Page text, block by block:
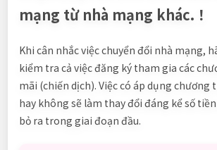
mạng từ nhà mạng khác. ！
Khi cân nhắc việc chuyển đổi nhà mạng,
kiểm tra cả việc đăng ký tham gia các
mãi (chiến dịch). Việc có áp dụng chương
hay không sẽ làm thay đổi đáng kể số
bỏ ra trong giai đoạn đầu.